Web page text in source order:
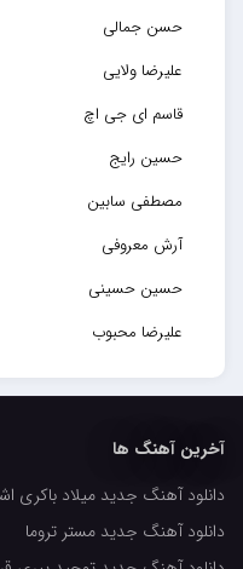
حسن جمالی
علیرضا ولایی
قاسم ای جی اچ
حسین رایج
مصطفی سابین
آرش معروفی
حسین حسینی
علیرضا محبوب
حسین حصارکی
کاپیتان
مجید رضوی
آخرین آهنگ ها
دانلود آهنگ جدید میلاد باکری
دانلود آهنگ جدید مستر تروما